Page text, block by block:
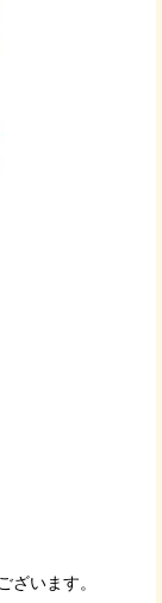
ざいます。